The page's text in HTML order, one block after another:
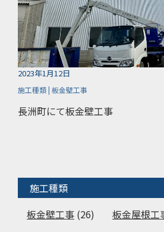
2023年1月12日
施工種類 | 板金壁工事
長洲町にて板金壁工事
施工種類
板金壁工事 (26) 板金屋根工